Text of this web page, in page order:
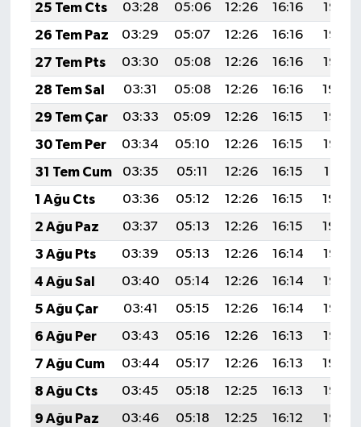
25 Tem Cts
03:28 05:06 12:26 16:16
19:36
26 Tem Paz
03:29 05:07 12:26 16:16
19:36
27 Tem Pts
03:30 05:08 12:26 16:16
19:35
28 Tem Sal
03:31 05:08 12:26 16:16
19:34
29 Tem Çar
03:33 05:09 12:26 16:15
19:33
30 Tem Per
03:34 05:10 12:26 16:15
19:32
31 Tem Cum
03:35 05:11 12:26 16:15
19:31
1 Ağu Cts
03:36 05:12 12:26 16:15
19:30
2 Ağu Paz
03:37 05:13 12:26 16:15
19:29
3 Ağu Pts
03:39 05:13 12:26 16:14
19:28
4 Ağu Sal
03:40 05:14 12:26 16:14
19:27
5 Ağu Çar
03:41 05:15 12:26 16:14
19:26
6 Ağu Per
03:43 05:16 12:26 16:13
19:25
7 Ağu Cum
03:44 05:17 12:26 16:13
19:24
8 Ağu Cts
03:45 05:18 12:25 16:13
19:23
9 Ağu Paz
03:46 05:18 12:25 16:12
19:22